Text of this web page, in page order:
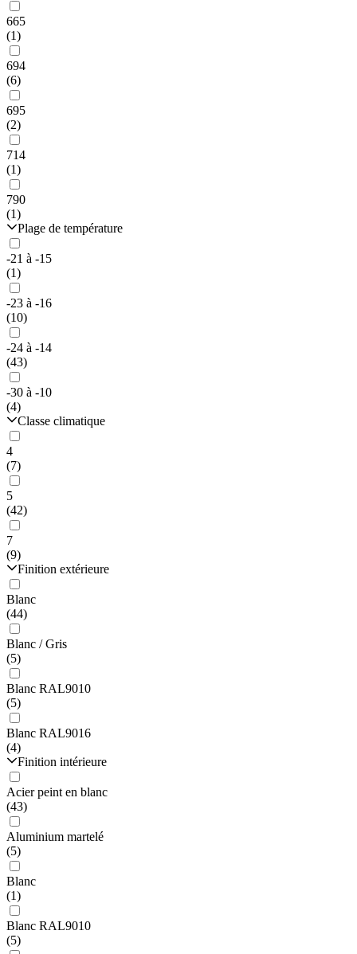
665
(1)
694
(6)
695
(2)
714
(1)
790
(1)
Plage de température
-21 à -15
(1)
-23 à -16
(10)
-24 à -14
(43)
-30 à -10
(4)
Classe climatique
4
(7)
5
(42)
7
(9)
Finition extérieure
Blanc
(44)
Blanc / Gris
(5)
Blanc RAL9010
(5)
Blanc RAL9016
(4)
Finition intérieure
Acier peint en blanc
(43)
Aluminium martelé
(5)
Blanc
(1)
Blanc RAL9010
(5)